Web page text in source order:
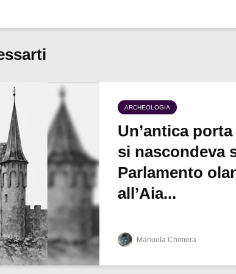
ARCHEOLOGIA
Un’antica
si nascondeva
Parlamento
all’Aia...
Manuela Chimera